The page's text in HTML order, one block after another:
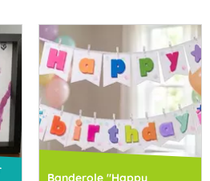
Banderole "Happy